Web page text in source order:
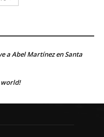
a Abel Martínez en Santa